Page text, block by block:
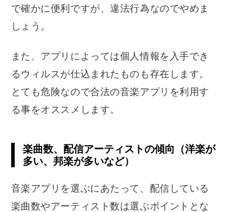
で確かに便利ですが、違法行為なのでやめま
しょう。
また、アプリによっては個人情報を入手でき
るウィルスが仕込まれたものも存在します。
とても危険なので合法の音楽アプリを利用す
る事をオススメします。
楽曲数、配信アーティストの傾向（洋楽が
多い、邦楽が多いなど）
音楽アプリを選ぶにあたって、配信している
楽曲数やアーティスト数は選ぶポイントとな